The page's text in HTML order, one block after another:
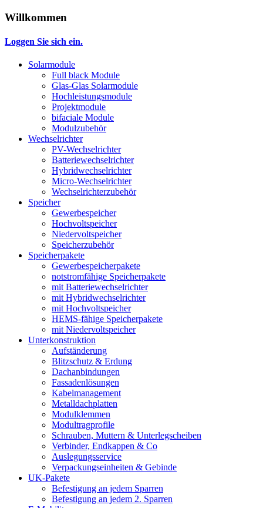
Willkommen
Loggen Sie sich ein.
Solarmodule
Full black Module
Glas-Glas Solarmodule
Hochleistungsmodule
Projektmodule
bifaciale Module
Modulzubehör
Wechselrichter
PV-Wechselrichter
Batteriewechselrichter
Hybridwechselrichter
Micro-Wechselrichter
Wechselrichterzubehör
Speicher
Gewerbespeicher
Hochvoltspeicher
Niedervoltspeicher
Speicherzubehör
Speicherpakete
Gewerbespeicherpakete
notstromfähige Speicherpakete
mit Batteriewechselrichter
mit Hybridwechselrichter
mit Hochvoltspeicher
HEMS-fähige Speicherpakete
mit Niedervoltspeicher
Unterkonstruktion
Aufständerung
Blitzschutz & Erdung
Dachanbindungen
Fassadenlösungen
Kabelmanagement
Metalldachplatten
Modulklemmen
Modultragprofile
Schrauben, Muttern & Unterlegscheiben
Verbinder, Endkappen & Co
Auslegungsservice
Verpackungseinheiten & Gebinde
UK-Pakete
Befestigung an jedem Sparren
Befestigung an jedem 2. Sparren